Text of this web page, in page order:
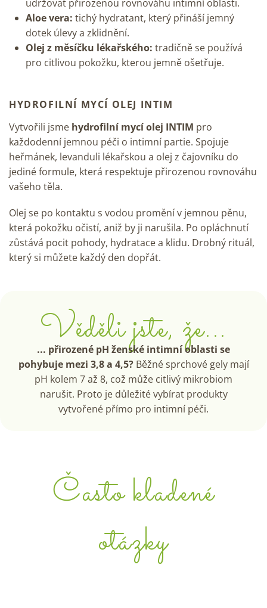
udržovat přirozenou rovnováhu intimní oblasti.
Aloe vera: tichý hydratant, který přináší jemný
dotek úlevy a zklidnění.
Olej z měsíčku lékařského: tradičně se používá
pro citlivou pokožku, kterou jemně ošetřuje.
HYDROFILNÍ MYCÍ OLEJ INTIM
Vytvořili jsme hydrofilní mycí olej INTIM pro
každodenní jemnou péči o intimní partie. Spojuje
heřmánek, levanduli lékařskou a olej z čajovníku do
jediné formule, která respektuje přirozenou rovnováhu
vašeho těla.
Olej se po kontaktu s vodou promění v jemnou pěnu,
která pokožku očistí, aniž by ji narušila. Po opláchnutí
zůstává pocit pohody, hydratace a klidu. Drobný rituál,
který si můžete každý den dopřát.
Věděli jste, že...
... přirozené pH ženské intimní oblasti se
pohybuje mezi 3,8 a 4,5?Běžné sprchové gely mají
pH kolem 7 až 8, což může citlivý mikrobiom
narušit. Proto je důležité vybírat produkty
vytvořené přímo pro intimní péči.
Často kladené
otázky